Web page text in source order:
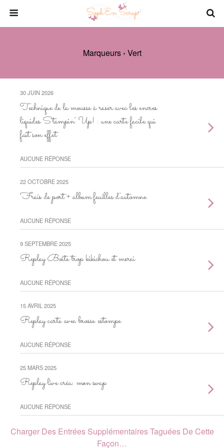
Marqueurs › Vert
30 JUIN 2026
Technique de la mousse à raser avec les encres
liquides Stampin’ Up! : une carte facile qui
fait son effet
AUCUNE RÉPONSE
22 OCTOBRE 2025
Frais de port + album feuilles d’automne
AUCUNE RÉPONSE
9 SEPTEMBRE 2025
Replay Boîte trop kikichou et merci
AUCUNE RÉPONSE
15 AVRIL 2025
Replay carte avec brosse estompe
AUCUNE RÉPONSE
25 MARS 2025
Replay live créa: mon swap
AUCUNE RÉPONSE
Charger Des Entrées Supplémentaires Taguées De Cette
Façon…